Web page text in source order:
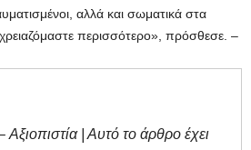
αλλά και σωματικά στα
περισσότερο», πρόσθεσε. –
| Αυτό το άρθρο έχει